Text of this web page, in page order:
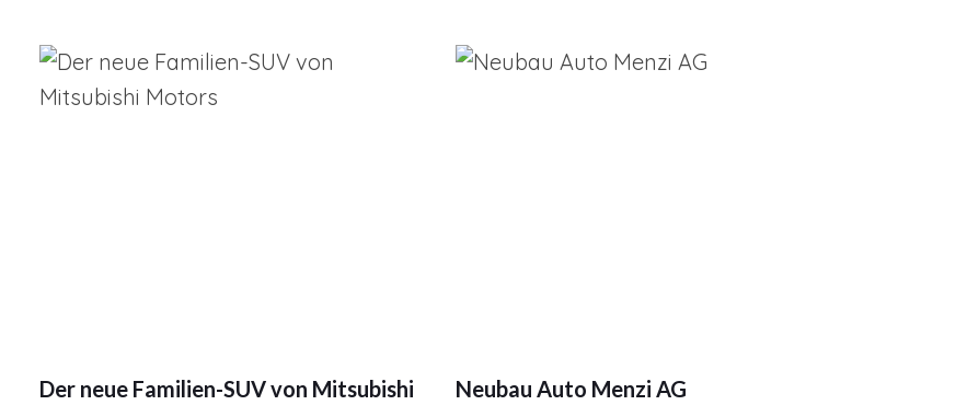
Der neue Familien-SUV von Mitsubishi
Neubau Auto Menzi AG